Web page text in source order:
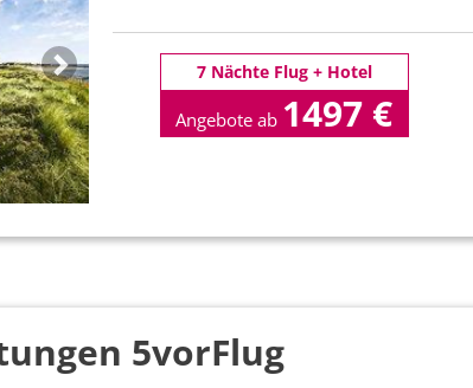
7 Nächte Flug + Hotel
Angebote ab 1497 €
5vorFlug